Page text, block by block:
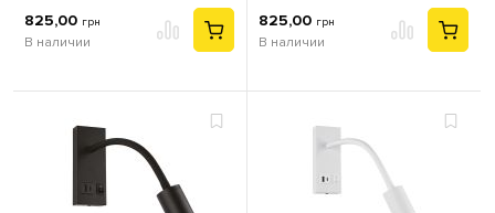
825,00 грн
В наличии
825,00 грн
В наличии